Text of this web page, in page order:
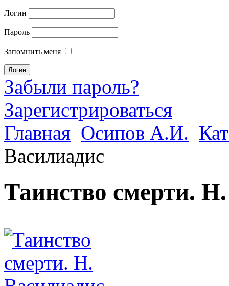
Логин
Пароль
Запомнить меня
Забыли пароль?
Зарегистрироваться
Главная Осипов А.И.
Василиадис
Таинство смерти.